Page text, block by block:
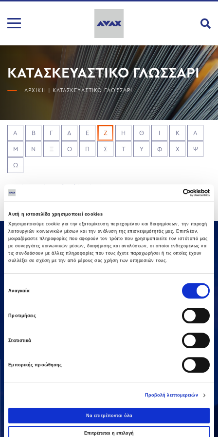
Αυτή η ιστοσελίδα χρησιμοποιεί cookies
Χρησιμοποιούμε cookie για την εξατομίκευση περιεχομένου και διαφημίσεων, την παροχή
λειτουργιών κοινωνικών μέσων και την ανάλυση της επισκεψιμότητάς μας. Επιπλέον,
μοιραζόμαστε πληροφορίες που αφορούν τον τρόπο που χρησιμοποιείτε τον ιστότοπό μας
με συνεργάτες κοινωνικών μέσων, διαφήμισης και αναλύσεων, οι οποίοι ενδεχομένως να
τις συνδυάσουν με άλλες πληροφορίες που τους έχετε παραχωρήσει ή τις οποίες έχουν
συλλέξει σε σχέση με την από μέρους σας χρήση των υπηρεσιών τους.
Αναγκαία
Προτιμήσεις
Στατιστικά
Εμπορικής προώθησης
Προβολή λεπτομερειών
Να επιτρέπονται όλα
Επιτρέπεται η επιλογή
ΚΑΤΑΣΚΕΥΑΣΤΙΚΟ ΓΛΩΣΣΑΡΙ
ΑΡΧΙΚΗ ΚΑΤΑΣΚΕΥΑΣΤΙΚΟ ΓΛΩΣΣΑΡΙ
Α Β Γ Δ Ε Ζ Η Θ Ι Κ Λ
Μ Ν Ξ Ο Π Σ Τ Υ Φ Χ Ψ
Ω
No glossary items for this criteria.
ΟΜΙΛΟΣ AVAX
Οι Άνθρωποί μας
ΔΡΑΣΤΗΡΙΟΤΗΤΕΣ
Ενέργεια
Παραχωρήσεις / ΣΔΙΤ
Ανάπτυξη Ακινήτων